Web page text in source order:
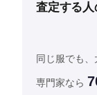
査定する人
同じ服でも、
専門家なら